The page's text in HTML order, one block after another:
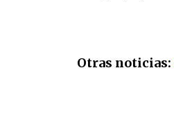
Otras noticias: